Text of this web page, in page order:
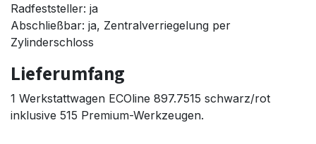
Radfeststeller: ja
Abschließbar: ja, Zentralverriegelung per
Zylinderschloss
Lieferumfang
1 Werkstattwagen ECOline 897.7515 schwarz/rot
inklusive 515 Premium-Werkzeugen.